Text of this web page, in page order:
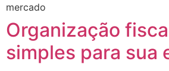
mercado
Organização
simples para sua